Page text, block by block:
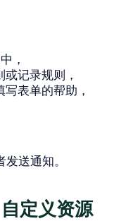
，
记录规则，
表单的帮助，
送通知。
定义资源